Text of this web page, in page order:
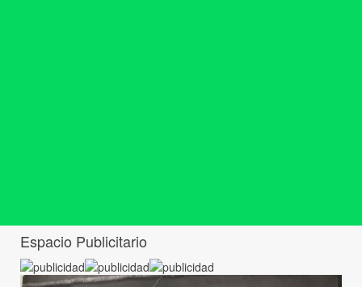
Espacio Publicitario